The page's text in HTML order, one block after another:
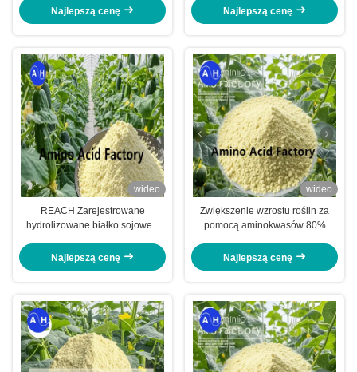
Najlepszą cenę
Najlepszą cenę
wideo
REACH Zarejestrowane
hydrolizowane białko sojowe z
golfowych
Najlepszą cenę
wideo
Zwiększenie wzrostu roślin za
pomocą aminokwasów 80%
15-1-1 dla zrównoważonego
rolnictwa
Najlepszą cenę